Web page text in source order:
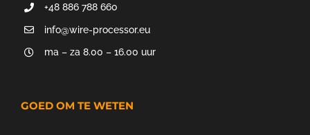
+48 886 788 660
info@wire-processor.eu
ma – za 8.00 – 16.00 uur
GOED OM TE WETEN